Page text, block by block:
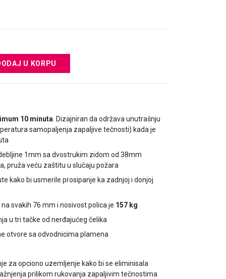
U KORPU
10 minuta . Dizajniran da održava unutrašnju
samopaljenja zapaljive tečnosti) kada je
1mm sa dvostrukim zidom od 38mm
pruža veću zaštitu u slučaju požara
kako bi usmerile prosipanje ka zadnjoj i donjoj
svakih 76 mm i nosivost polica je 157 kg
u tri tačke od nerđajućeg čelika
otvore sa odvodnicima plamena
za opciono uzemljenje kako bi se eliminisala
prilikom rukovanja zapaljivim tečnostima